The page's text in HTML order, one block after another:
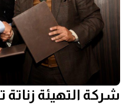
شركة التهيئة